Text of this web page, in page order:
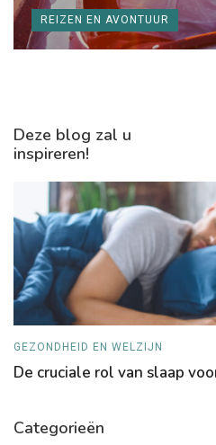
REIZEN EN AVONTUUR
Deze blog zal u
inspireren!
GEZONDHEID EN WELZIJN
De cruciale rol van slaap
Categorieën